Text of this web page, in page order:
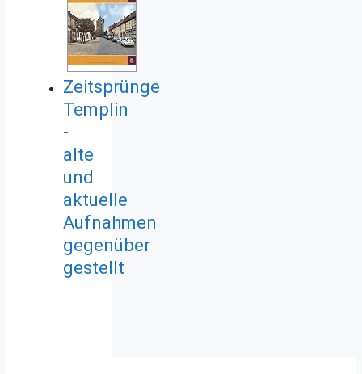
Zeitsprünge
Templin
-
alte
und
aktuelle
Aufnahmen
gegenüber
gestellt